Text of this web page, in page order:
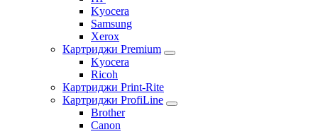
Kyocera
Samsung
Xerox
Картриджи Premium
Kyocera
Ricoh
Картриджи Print-Rite
Картриджи ProfiLine
Brother
Canon